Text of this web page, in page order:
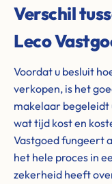
Verschil
Leco
Voordat u besluit
verkopen, is het
makelaar begeleidt
wat tijd kost en
Vastgoed fungeert
het hele proces in
zekerheid heeft